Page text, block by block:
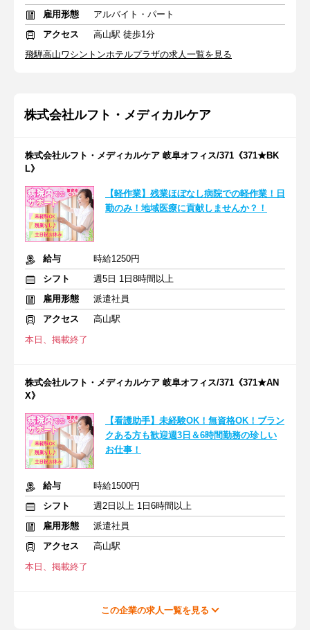
雇用形態
アルバイト・パート
アクセス
高山駅 徒歩1分
飛騨高山ワシントンホテルプラザの求人一覧を見る
株式会社ルフト・メディカルケア
株式会社ルフト・メディカルケア 岐阜オフィス/371《371★BK
L》
【軽作業】残業ほぼなし病院での軽作業！日
勤のみ！地域医療に貢献しませんか？！
給与
時給1250円
シフト
週5日 1日8時間以上
雇用形態
派遣社員
アクセス
高山駅
本日、掲載終了
株式会社ルフト・メディカルケア 岐阜オフィス/371《371★AN
X》
【看護助手】未経験OK！無資格OK！ブラン
クある方も歓迎週3日＆6時間勤務の珍しい
お仕事！
給与
時給1500円
シフト
週2日以上 1日6時間以上
雇用形態
派遣社員
アクセス
高山駅
本日、掲載終了
この企業の求人一覧を見る